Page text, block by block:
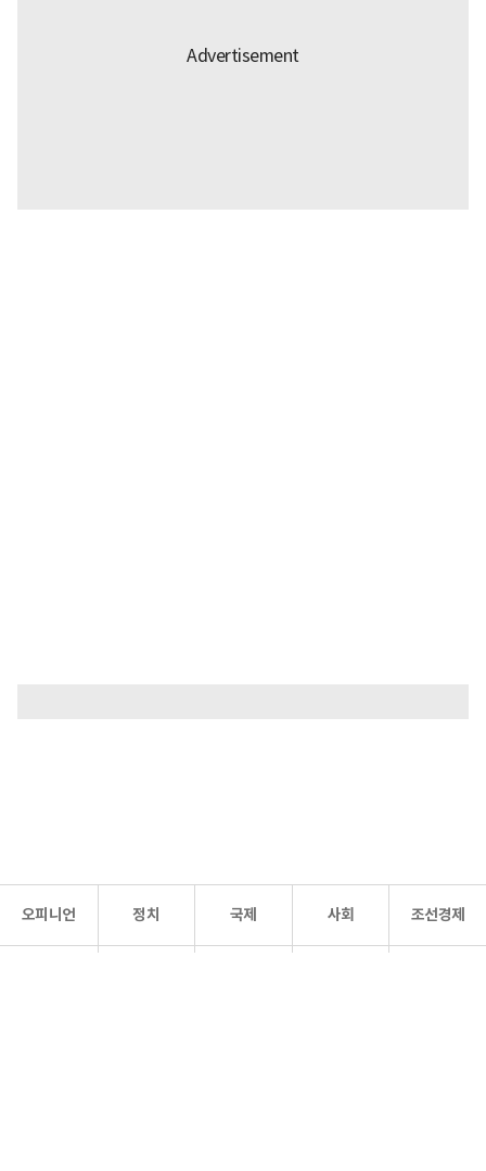
오피니언 정치 국제 사회 조선경제